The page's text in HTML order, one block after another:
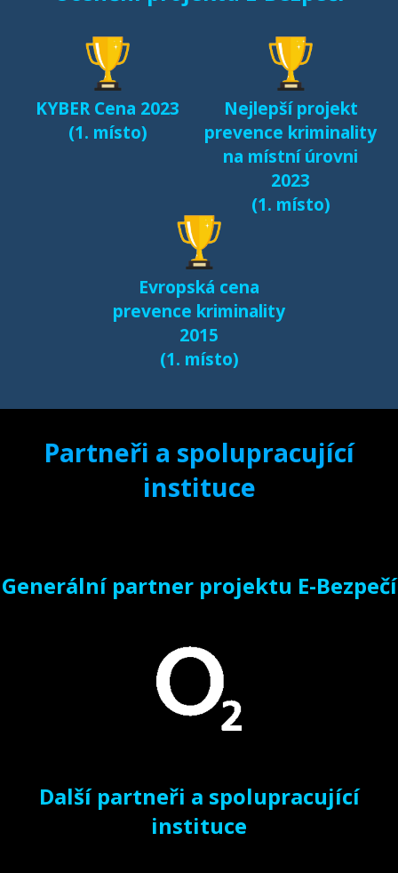
dětí v kyberprostoru
Fenomén Minecraft v
českém prostředí
Další výsledky jsou k
samostatné stránce
e-bezpeci.cz/vyzkum.
KYBER Cena 2023
(1. místo)
Nejlepší projekt
prevence kriminality
na místní úrovni
2023
(1. místo)
Evropská cena
prevence kriminality
2015
(1. místo)
Partneři a spolupracující
instituce
Generální partner projektu E-Bezpečí
Další partneři a spolupracující
instituce